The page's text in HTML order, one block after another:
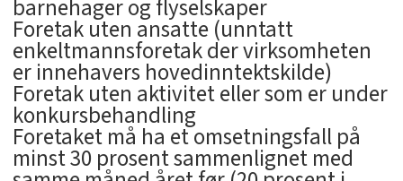
barnehager og flyselskaper
Foretak uten ansatte (unntatt
enkeltmannsforetak der virksomheten
er innehavers hovedinntektskilde)
Foretak uten aktivitet eller som er under
konkursbehandling
Foretaket må ha et omsetningsfall på
minst 30 prosent sammenlignet med